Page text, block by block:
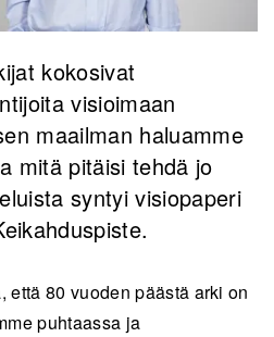
kokosivat
visioimaan
maailman haluamme
mitä pitäisi tehdä jo
syntyi visiopaperi
että 80 vuoden päästä arki on
puhtaassa ja